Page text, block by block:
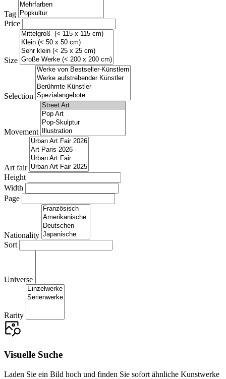
Tag
Price
Size
Selection
Movement
Art fair
Height
Width
Page
Nationality
Sort
Universe
Rarity
Visuelle Suche
Laden Sie ein Bild hoch und finden Sie sofort ähnliche Kunstwerke